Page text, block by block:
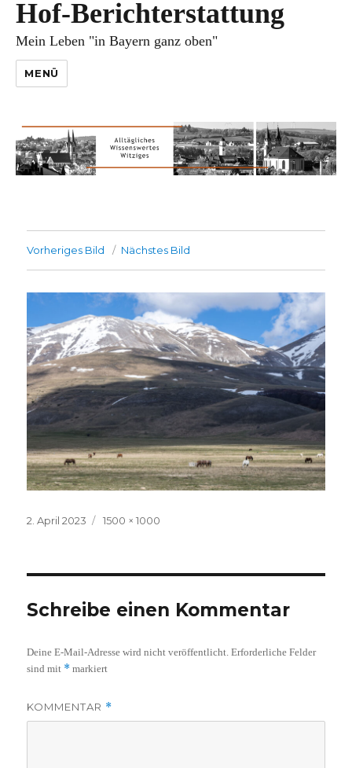
Hof-Berichterstattung
Mein Leben "in Bayern ganz oben"
MENÜ
Vorheriges Bild Nächstes Bild
Veröffentlicht
2. April 2023
Volle
1500 × 1000
Schreibe einen Kommentar
Deine E-Mail-Adresse wird nicht veröffentlicht. Erforderliche Felder
sind mit * markiert
KOMMENTAR *